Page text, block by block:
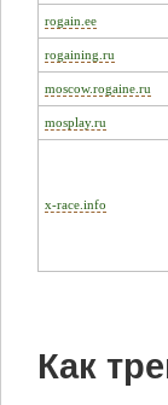
rogain.ee
rogaining.ru
moscow.rogaine.ru
mosplay.ru
x-race.info
Как